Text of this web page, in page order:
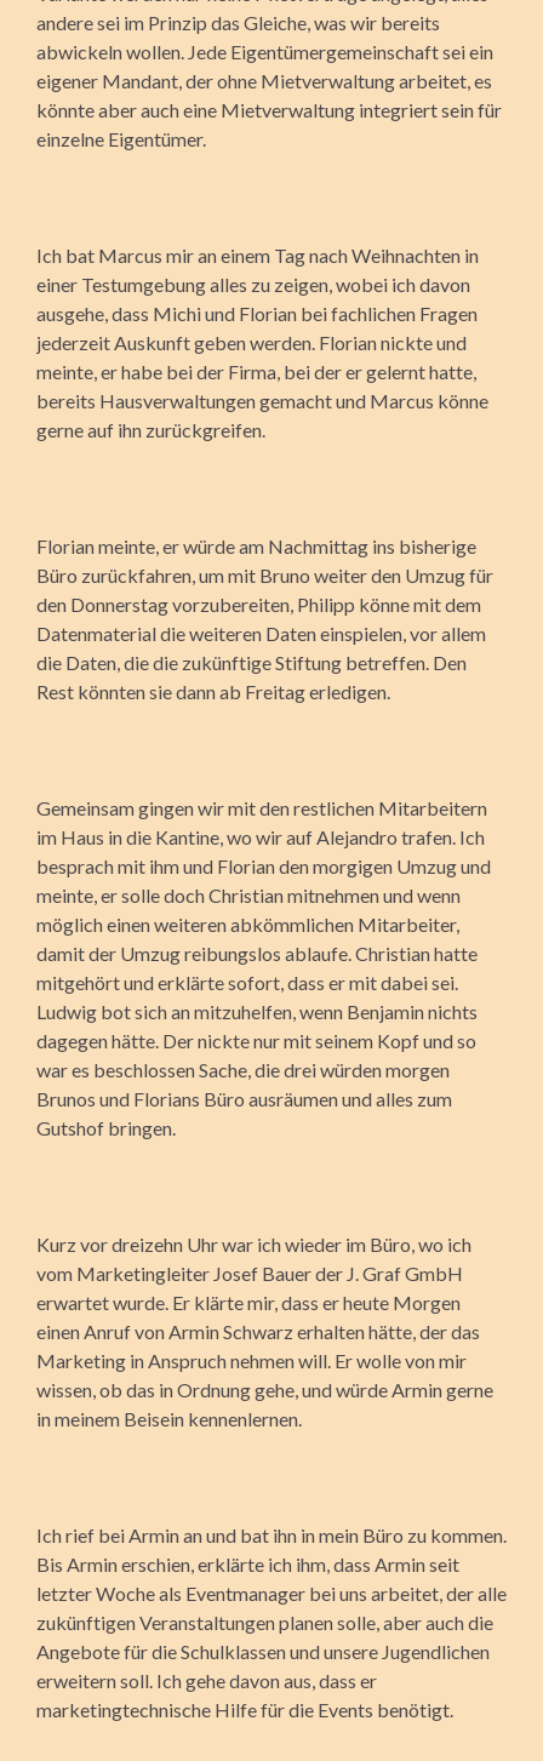
andere sei im Prinzip das Gleiche, was wir bereits
abwickeln wollen. Jede Eigentümergemeinschaft sei ein
eigener Mandant, der ohne Mietverwaltung arbeitet, es
könnte aber auch eine Mietverwaltung integriert sein für
einzelne Eigentümer.
Ich bat Marcus mir an einem Tag nach Weihnachten in
einer Testumgebung alles zu zeigen, wobei ich davon
ausgehe, dass Michi und Florian bei fachlichen Fragen
jederzeit Auskunft geben werden. Florian nickte und
meinte, er habe bei der Firma, bei der er gelernt hatte,
bereits Hausverwaltungen gemacht und Marcus könne
gerne auf ihn zurückgreifen.
Florian meinte, er würde am Nachmittag ins bisherige
Büro zurückfahren, um mit Bruno weiter den Umzug für
den Donnerstag vorzubereiten, Philipp könne mit dem
Datenmaterial die weiteren Daten einspielen, vor allem
die Daten, die die zukünftige Stiftung betreffen. Den
Rest könnten sie dann ab Freitag erledigen.
Gemeinsam gingen wir mit den restlichen Mitarbeitern
im Haus in die Kantine, wo wir auf Alejandro trafen. Ich
besprach mit ihm und Florian den morgigen Umzug und
meinte, er solle doch Christian mitnehmen und wenn
möglich einen weiteren abkömmlichen Mitarbeiter,
damit der Umzug reibungslos ablaufe. Christian hatte
mitgehört und erklärte sofort, dass er mit dabei sei.
Ludwig bot sich an mitzuhelfen, wenn Benjamin nichts
dagegen hätte. Der nickte nur mit seinem Kopf und so
war es beschlossen Sache, die drei würden morgen
Brunos und Florians Büro ausräumen und alles zum
Gutshof bringen.
Kurz vor dreizehn Uhr war ich wieder im Büro, wo ich
vom Marketingleiter Josef Bauer der J. Graf GmbH
erwartet wurde. Er klärte mir, dass er heute Morgen
einen Anruf von Armin Schwarz erhalten hätte, der das
Marketing in Anspruch nehmen will. Er wolle von mir
wissen, ob das in Ordnung gehe, und würde Armin gerne
in meinem Beisein kennenlernen.
Ich rief bei Armin an und bat ihn in mein Büro zu kommen.
Bis Armin erschien, erklärte ich ihm, dass Armin seit
letzter Woche als Eventmanager bei uns arbeitet, der alle
zukünftigen Veranstaltungen planen solle, aber auch die
Angebote für die Schulklassen und unsere Jugendlichen
erweitern soll. Ich gehe davon aus, dass er
marketingtechnische Hilfe für die Events benötigt.